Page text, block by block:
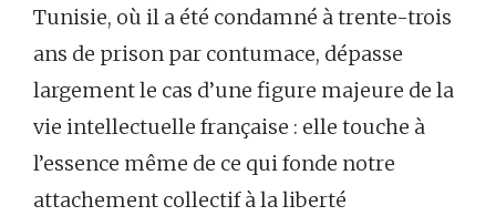
Tunisie, où il a été condamné à trente-trois
ans de prison par contumace, dépasse
largement le cas d’une figure majeure de la
vie intellectuelle française : elle touche à
l’essence même de ce qui fonde notre
attachement collectif à la liberté